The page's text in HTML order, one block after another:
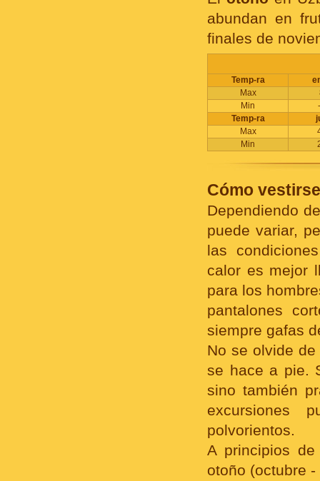
abundan en
finales de
Temp-ra
Max
Min
Temp-ra
Max
Min
Cómo
Dependiendo
puede variar,
las
calor es mejor
para los
pantalones
siempre gafas
No se olvide
se hace a pie.
sino también
excursiones
polvorientos.
A principios
otoño (octubre